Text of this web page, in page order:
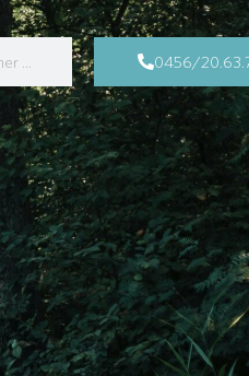
0456/